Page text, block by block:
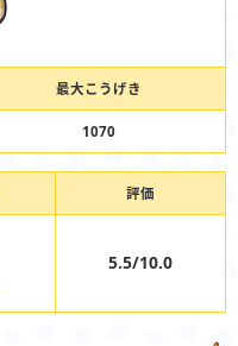
最大こうげき
1070
評価
5.5/10.0